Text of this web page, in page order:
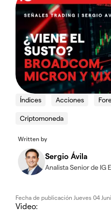
Índices Acciones
Criptomoneda
Written by
Sergio Ávila
Analista Senior de IG
Fecha de publicación Jueves 04
Video: